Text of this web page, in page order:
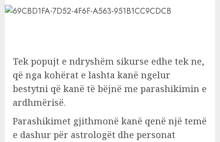
Tek popujt e ndryshëm sikurse edhe tek ne,
që nga kohërat e lashta kanë ngelur
bestytni që kanë të bëjnë me parashikimin e
ardhmërisë.
Parashikimet gjithmonë kanë qenë një temë
e dashur për astrologët dhe personat